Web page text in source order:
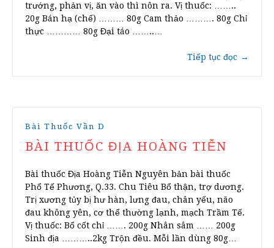
trướng, phản vị, ăn vào thì nôn ra. Vị thuốc: ……..
20g Bán hạ (chế) ……… 80g Cam thảo ………. 80g Chỉ
thực ………… 80g Đại táo ……..…
Tiếp tục đọc →
Bài Thuốc Vần D
BÀI THUỐC ĐỊA HOÀNG TIỄN
Bài thuốc Địa Hoàng Tiễn Nguyên bản bài thuốc
Phổ Tế Phương, Q.33. Chu Tiêu Bổ thận, trợ dương.
Trị xương tủy bị hư hàn, lưng đau, chân yếu, não
đau không yên, cơ thể thường lạnh, mạch Trầm Tế.
Vị thuốc: Bổ cốt chỉ ……. 200g Nhân sâm …… 200g
Sinh địa ………..2kg Trộn đều. Mỗi lần dùng 80g…